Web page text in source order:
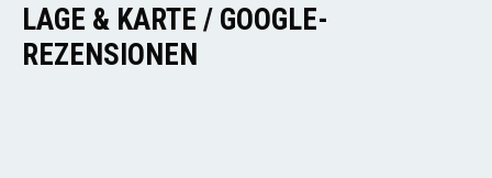
LAGE & KARTE / GOOGLE-
REZENSIONEN